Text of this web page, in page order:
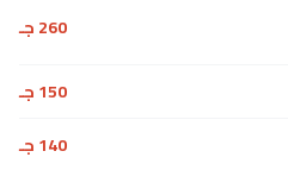
260 جـ
150 جـ
140 جـ